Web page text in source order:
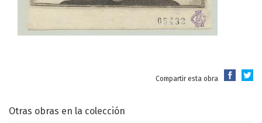
Compartir esta obra
Otras obras en la colección